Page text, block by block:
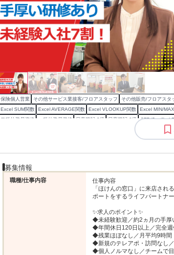
保険個人営業 その他サービス業接客/フロアスタッフ その他販売/フロアスタ
Excel SUM関数
Excel AVERAGE関数 Excel VLOOKUP関数 Excel MIN/
二種外務員資格
一種外務員資格 日商簿記 3級 日商簿記 2級 CFP/Certified
日
損害保険 がん保
募集情報
職種/仕事内容
仕事内容
「ほけんの窓口」に来店され
ポートをするライフパートナ
✨求人のポイント✨
◆未経験歓迎／約2ヵ月の手厚
◆年間休日120日以上／完全週
◆残業ほぼなし／月平均9時間
◆新規のテレアポ・訪問なし
◆個人ノルマなし／チームで